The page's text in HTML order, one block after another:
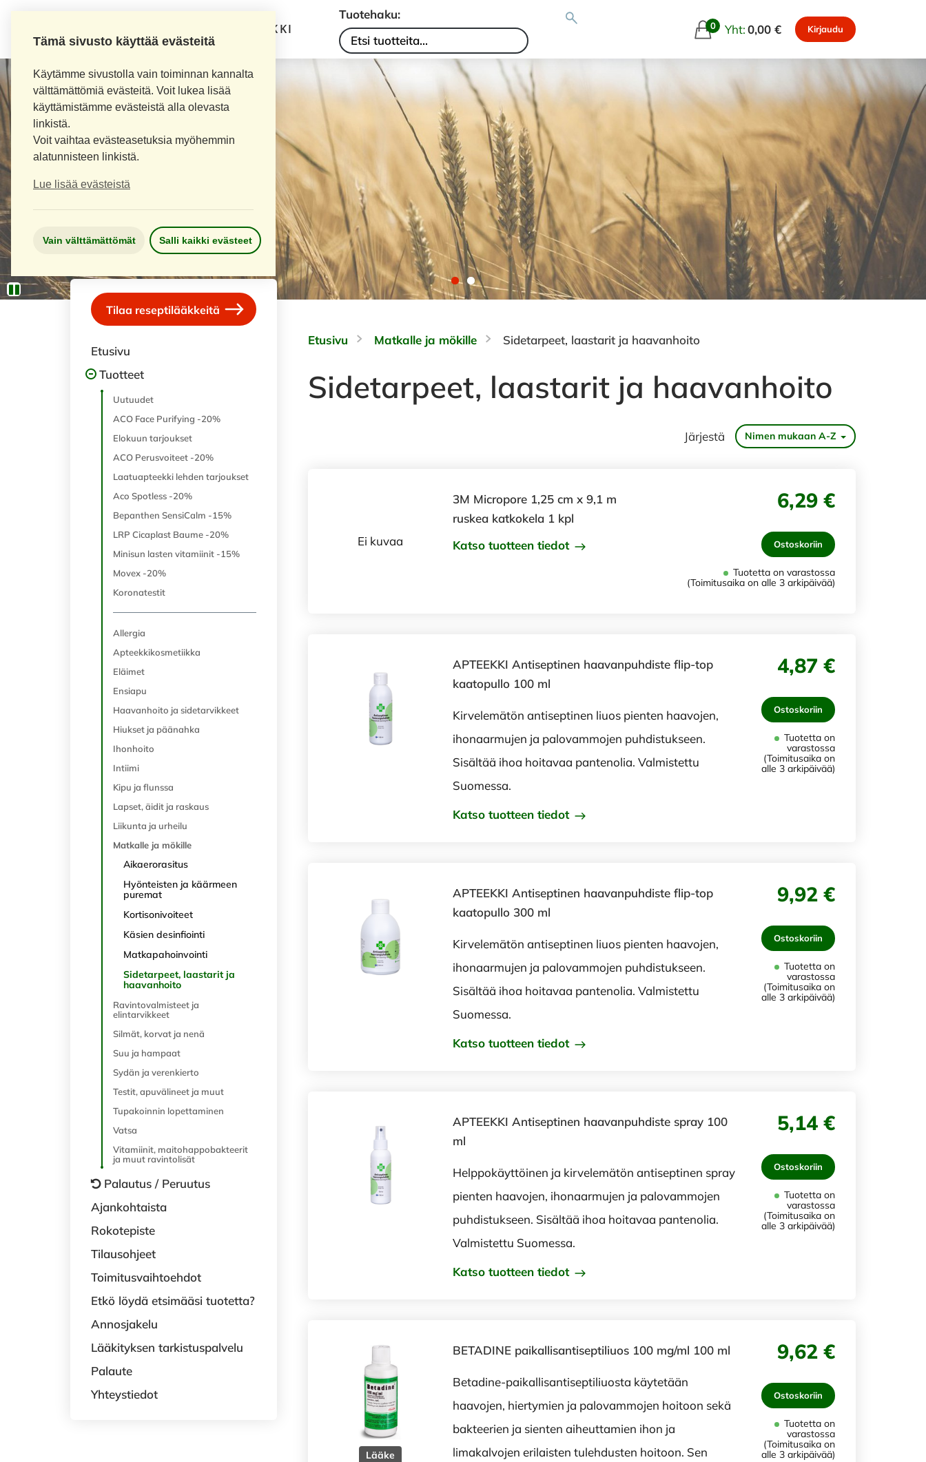
Tämä sivusto käyttää evästeitä
Käytämme sivustolla vain toiminnan kannalta
välttämättömiä evästeitä. Voit lukea lisää
käyttämistämme evästeistä alla olevasta
linkistä.
Voit vaihtaa evästeasetuksia myöhemmin
alatunnisteen linkistä.
Lue lisää evästeistä
Vain välttämättömät Salli kaikki evästeet
LOIMAAN UUSI APTEEKKI
Tuotehaku:
0 Yht:0,00 € Kirjaudu
Tilaa reseptilääkkeitä
Etusivu
Tuotteet
Uutuudet
ACO Face Purifying -20%
Elokuun tarjoukset
ACO Perusvoiteet -20%
Laatuapteekki lehden tarjoukset
Aco Spotless -20%
Bepanthen SensiCalm -15%
LRP Cicaplast Baume -20%
Minisun lasten vitamiinit -15%
Movex -20%
Koronatestit
Allergia
Apteekkikosmetiikka
Eläimet
Ensiapu
Haavanhoito ja sidetarvikkeet
Hiukset ja päänahka
Ihonhoito
Intiimi
Kipu ja flunssa
Lapset, äidit ja raskaus
Liikunta ja urheilu
Matkalle ja mökille
Aikaerorasitus
Hyönteisten ja käärmeen
puremat
Kortisonivoiteet
Käsien desinfiointi
Matkapahoinvointi
Sidetarpeet, laastarit ja
haavanhoito
Ravintovalmisteet ja
elintarvikkeet
Silmät, korvat ja nenä
Suu ja hampaat
Sydän ja verenkierto
Testit, apuvälineet ja muut
Tupakoinnin lopettaminen
Vatsa
Vitamiinit, maitohappobakteerit
ja muut ravintolisät
Palautus / Peruutus
Ajankohtaista
Rokotepiste
Tilausohjeet
Toimitusvaihtoehdot
Etkö löydä etsimääsi tuotetta?
Annosjakelu
Lääkityksen tarkistuspalvelu
Palaute
Yhteystiedot
Etusivu Matkalle ja mökille Sidetarpeet, laastarit ja haavanhoito
Sidetarpeet, laastarit ja haavanhoito
Järjestä Nimen mukaan A-Z
Ei kuvaa
3M Micropore 1,25 cm x 9,1 m
ruskea katkokela 1 kpl
Katso tuotteen tiedot
6,29 €
Ostoskoriin
Tuotetta on varastossa
(Toimitusaika on alle 3 arkipäivää)
APTEEKKI Antiseptinen haavanpuhdiste flip-top
kaatopullo 100 ml
Kirvelemätön antiseptinen liuos pienten haavojen,
ihonaarmujen ja palovammojen puhdistukseen.
Sisältää ihoa hoitavaa pantenolia. Valmistettu
Suomessa.
Katso tuotteen tiedot
4,87 €
Ostoskoriin
Tuotetta on
varastossa
(Toimitusaika on
alle 3 arkipäivää)
APTEEKKI Antiseptinen haavanpuhdiste flip-top
kaatopullo 300 ml
Kirvelemätön antiseptinen liuos pienten haavojen,
ihonaarmujen ja palovammojen puhdistukseen.
Sisältää ihoa hoitavaa pantenolia. Valmistettu
Suomessa.
Katso tuotteen tiedot
9,92 €
Ostoskoriin
Tuotetta on
varastossa
(Toimitusaika on
alle 3 arkipäivää)
APTEEKKI Antiseptinen haavanpuhdiste spray 100
ml
Helppokäyttöinen ja kirvelemätön antiseptinen spray
pienten haavojen, ihonaarmujen ja palovammojen
puhdistukseen. Sisältää ihoa hoitavaa pantenolia.
Valmistettu Suomessa.
Katso tuotteen tiedot
5,14 €
Ostoskoriin
Tuotetta on
varastossa
(Toimitusaika on
alle 3 arkipäivää)
Lääke
BETADINE paikallisantiseptiliuos 100 mg/ml 100 ml
Betadine-paikallisantiseptiliuosta käytetään
haavojen, hiertymien ja palovammojen hoitoon sekä
bakteerien ja sienten aiheuttamien ihon ja
limakalvojen erilaisten tulehdusten hoitoon. Sen
9,62 €
Ostoskoriin
Tuotetta on
varastossa
(Toimitusaika on
alle 3 arkipäivää)